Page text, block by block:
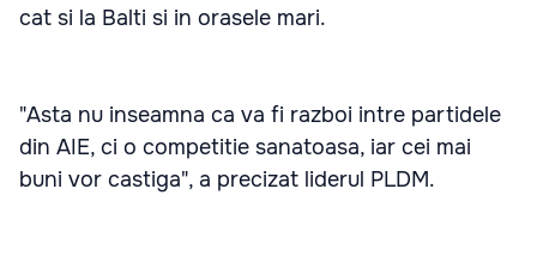
cat si la Balti si in orasele mari.
"Asta nu inseamna ca va fi razboi intre partidele
din AIE, ci o competitie sanatoasa, iar cei mai
buni vor castiga", a precizat liderul PLDM.